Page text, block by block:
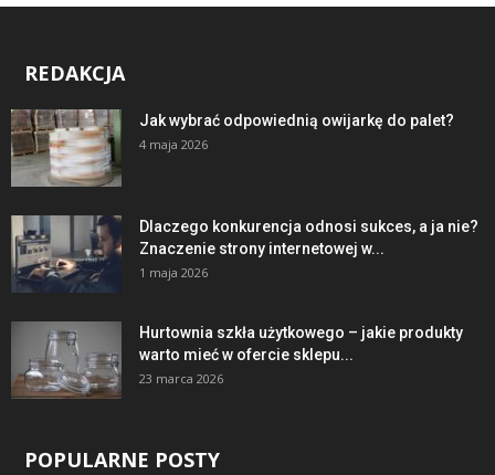
REDAKCJA
Jak wybrać odpowiednią owijarkę do palet?
4 maja 2026
Dlaczego konkurencja odnosi sukces, a ja nie?
Znaczenie strony internetowej w...
1 maja 2026
Hurtownia szkła użytkowego – jakie produkty
warto mieć w ofercie sklepu...
23 marca 2026
POPULARNE POSTY